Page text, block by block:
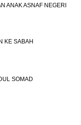
ANAK ASNAF NEGERI
KE SABAH
SOMAD